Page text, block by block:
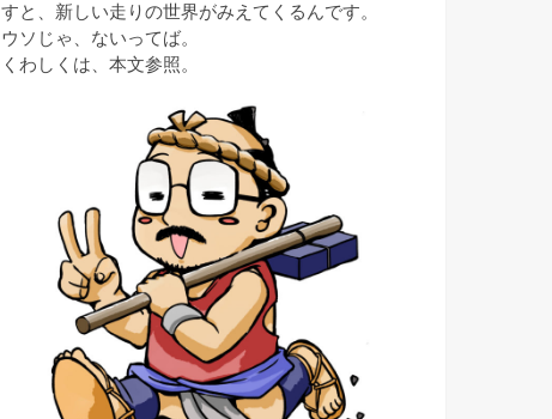
すと、新しい走りの世界がみえてくるんです。
ウソじゃ、ないってば。
くわしくは、本文参照。